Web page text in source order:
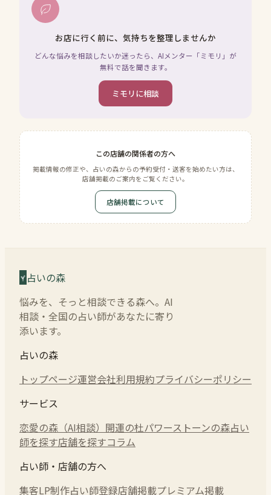
お店に行く前に、気持ちを整理しませんか
どんな悩みを相談したいか迷ったら、AIメンター「ミモリ」が
無料で話を聞きます。
ミモリに相談
この店舗の関係者の方へ
掲載情報の修正や、占いの森からの予約受付・送客を始めたい方は、
店舗掲載のご案内をご覧ください。
店舗掲載について
占いの森
悩みを、そっと相談できる森へ。AI
相談・全国の占い師があなたに寄り
添います。
占いの森
トップページ運営会社利用規約プライバシーポリシー
サービス
恋愛の森（AI相談） 開運の杜パワーストーンの森占い
師を探す店舗を探すコラム
占い師・店舗の方へ
集客LP制作占い師登録店舗掲載プレミアム掲載